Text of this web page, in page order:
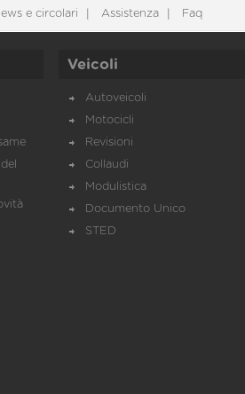
e circolari Assistenza Faq
Veicoli
Autoveicoli
Motocicli
Revisioni
Collaudi
Modulistica
Documento Unico
STED